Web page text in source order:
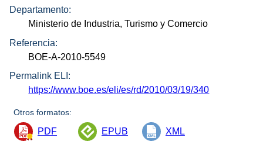
Departamento:
Ministerio de Industria, Turismo y Comercio
Referencia:
BOE-A-2010-5549
Permalink ELI:
https://www.boe.es/eli/es/rd/2010/03/19/340
Otros formatos:
PDF EPUB XML